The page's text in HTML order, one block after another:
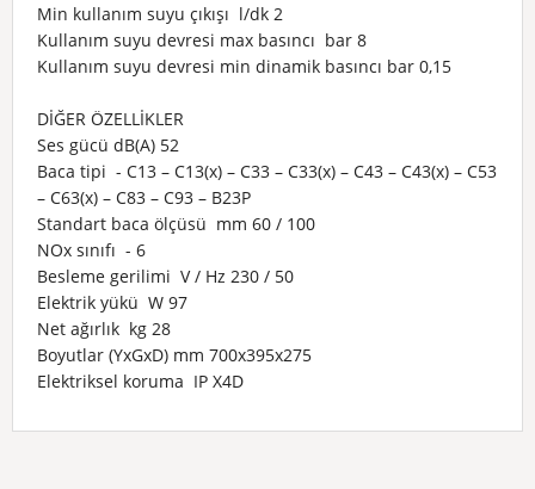
Min kullanım suyu çıkışı l/dk 2
Kullanım suyu devresi max basıncı bar 8
Kullanım suyu devresi min dinamik basıncı bar 0,15
DİĞER ÖZELLİKLER
Ses gücü dB(A) 52
Baca tipi - C13 – C13(x) – C33 – C33(x) – C43 – C43(x) – C53
– C63(x) – C83 – C93 – B23P
Standart baca ölçüsü mm 60 / 100
NOx sınıfı - 6
Besleme gerilimi V / Hz 230 / 50
Elektrik yükü W 97
Net ağırlık kg 28
Boyutlar (YxGxD) mm 700x395x275
Elektriksel koruma IP X4D